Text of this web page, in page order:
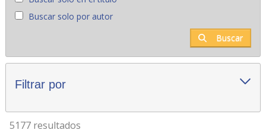
Buscar solo por autor
Buscar
Filtrar por
5177 resultados